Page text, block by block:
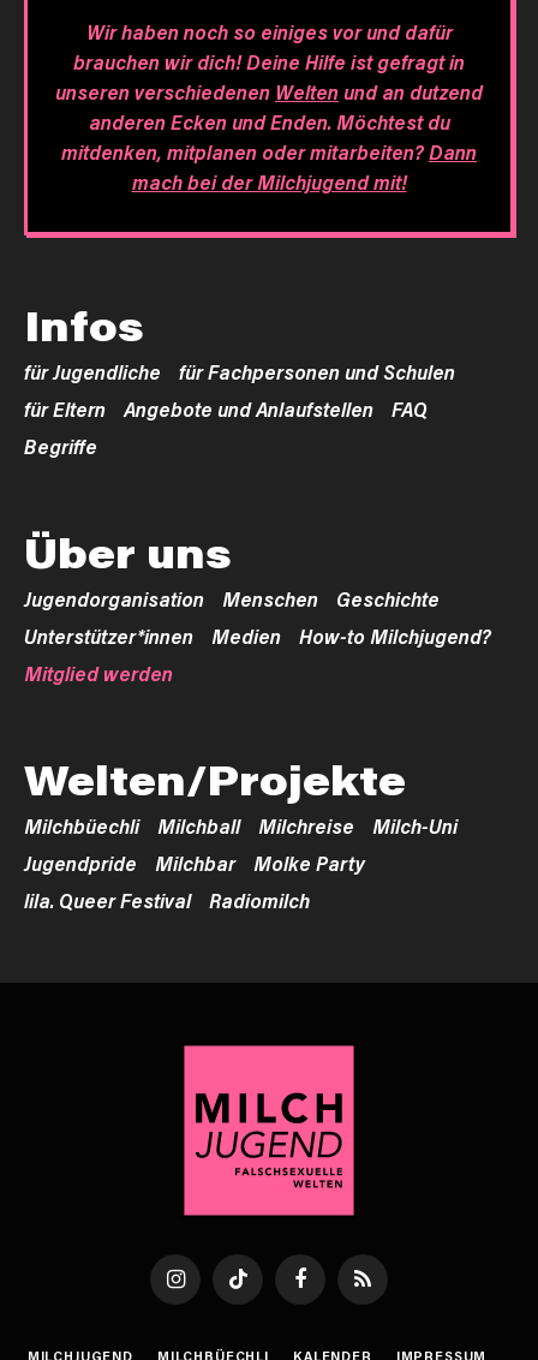
Wir haben noch so einiges vor und dafür
brauchen wir dich! Deine Hilfe ist gefragt in
unseren verschiedenen Weltenund an dutzend
anderen Ecken und Enden. Möchtest du
mitdenken, mitplanen oder mitarbeiten?Dann
mach bei der Milchjugend mit!
Infos
für Jugendliche
für Fachpersonen und Schulen
für Eltern
Angebote und Anlaufstellen
FAQ
Begriffe
Über uns
Jugendorganisation Menschen
Geschichte
Unterstützer*innen
Medien
How-to Milchjugend?
Mitglied werden
Welten/Projekte
Milchbüechli Milchball Milchreise
Milch-Uni
Jugendpride
Milchbar
Molke Party
lila. Queer Festival
Radiomilch
InstagramTikTok FacebookRSS
MILCHJUGEND MILCHBÜECHLI KALENDER IMPRESSUM